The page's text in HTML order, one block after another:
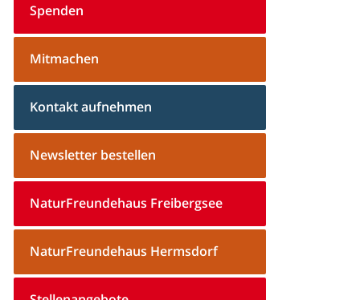
Spenden
Mitmachen
Kontakt aufnehmen
Newsletter bestellen
NaturFreundehaus Freibergsee
NaturFreundehaus Hermsdorf